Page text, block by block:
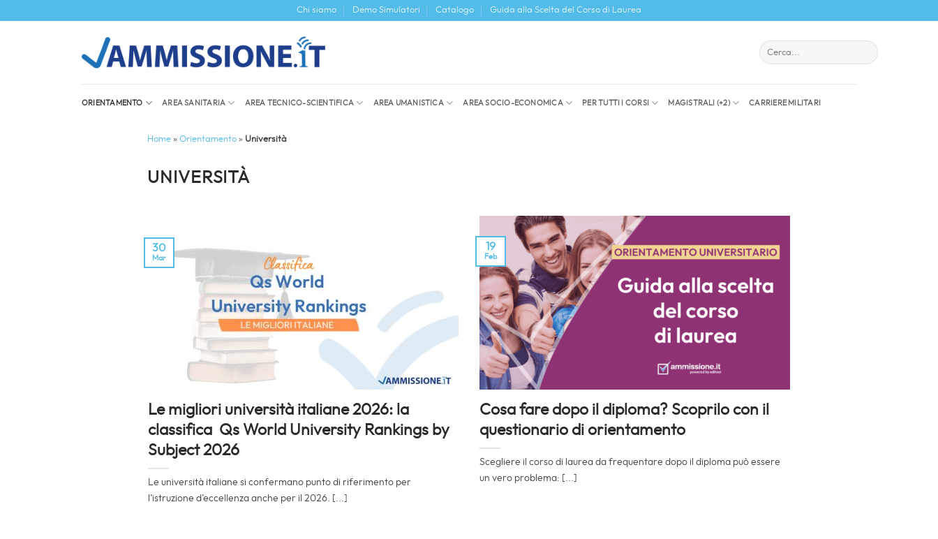
Chi siamo Demo Simulatori Catalogo Guida alla Scelta del Corso di Laurea
ORIENTAMENTO AREA SANITARIA AREA TECNICO-SCIENTIFICA AREA UMANISTICA AREA SOCIO-ECONOMICA PER TUTTI I CORSI MAGISTRALI (+2) CARRIERE MILITARI
Home » Orientamento » Università
UNIVERSITÀ
Le migliori università italiane 2026: la
classifica Qs World University Rankings by
Subject 2026
Le università italiane si confermano punto di riferimento per
l’istruzione d’eccellenza anche per il 2026. [...]
30
Mar
Cosa fare dopo il diploma? Scoprilo con il
questionario di orientamento
Scegliere il corso di laurea da frequentare dopo il diploma può essere
un vero problema: [...]
19
Feb